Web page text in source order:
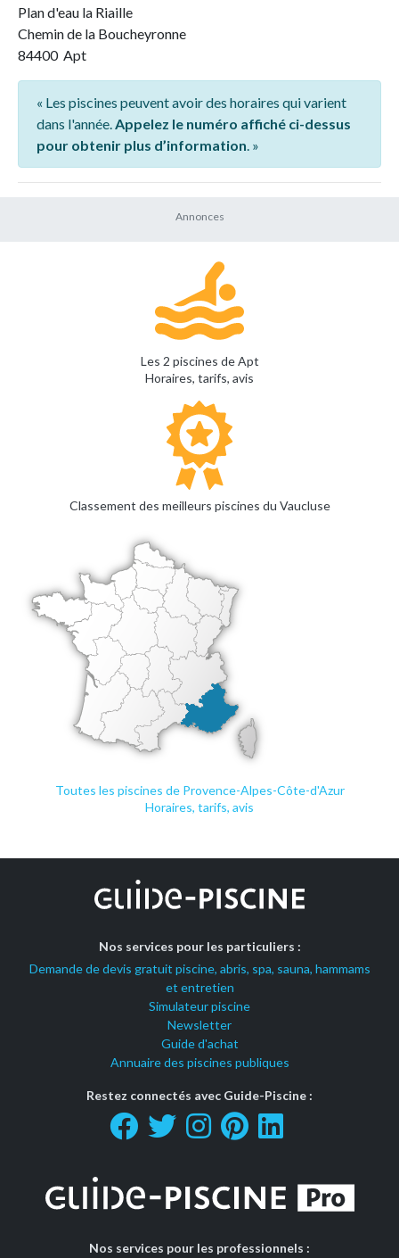
Plan d'eau la Riaille
Chemin de la Boucheyronne
84400 Apt
« Les piscines peuvent avoir des horaires qui varient
dans l'année.Appelez le numéro affiché ci-dessus
pour obtenir plus d’information. »
Les 2 piscines de Apt
Horaires, tarifs, avis
Classement des meilleurs piscines du Vaucluse
Toutes les piscines de Provence-Alpes-Côte-d'Azur
Horaires, tarifs, avis
Nos services pour les particuliers :
Demande de devis gratuit piscine, abris, spa, sauna, hammams
et entretien
Simulateur piscine
Newsletter
Guide d'achat
Annuaire des piscines publiques
Restez connectés avec Guide-Piscine :
Nos services pour les professionnels :